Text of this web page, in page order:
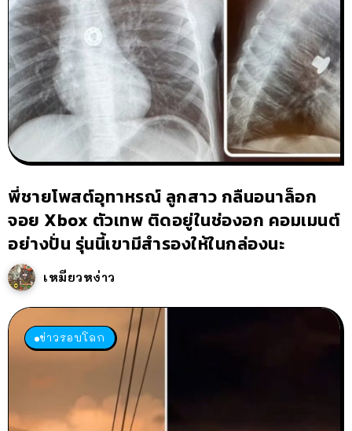
พี่ชายโพสต์อุทาหรณ์ ลูกสาว กลืนอนาล็อก
จอย Xbox ตัวเทพ ติดอยู่ในช่องอก คอมเมนต์
อย่างปั่น รุ่นนี้เขามีสำรองให้ในกล่องนะ
เหมียวหง่าว
ข่าวรอบโลก